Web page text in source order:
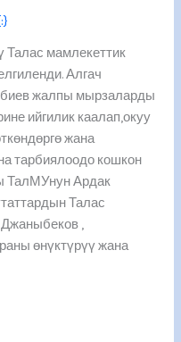
Талас мамлекеттик
Алгач
жалпы мырзаларды
ийгилик каалап,окуу
жана
тарбиялоодо кошкон
ТалМУнун Ардак
Талас
,
өнүктүрүү жана